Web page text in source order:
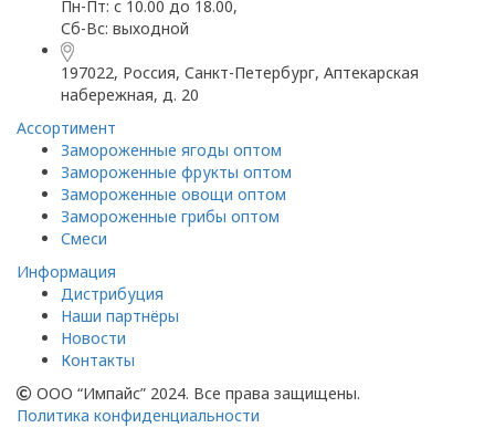
Пн-Пт: с 10.00 до 18.00,
Сб-Вс: выходной
197022, Россия, Санкт-Петербург, Аптекарская
набережная, д. 20
Ассортимент
Замороженные ягоды оптом
Замороженные фрукты оптом
Замороженные овощи оптом
Замороженные грибы оптом
Смеси
Информация
Дистрибуция
Наши партнёры
Новости
Контакты
ООО “Импайс” 2024. Все права защищены.
Политика конфиденциальности